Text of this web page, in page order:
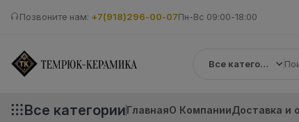
Позвоните нам: +7(918)296-00-07Пн-Вс 09:00-18:00
Все категории
Все категорииГлавнаяО КомпанииДоставка и